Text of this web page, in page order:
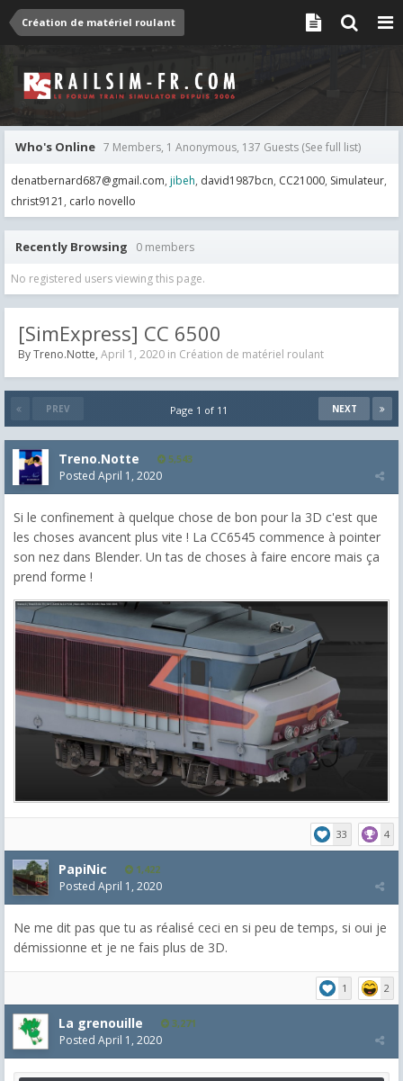
Création de matériel roulant
Who's Online 7 Members, 1 Anonymous, 137 Guests (See full list)
denatbernard687@gmail.com jibeh david1987bcn CC21000 Simulateur
christ9121 carlo novello
Recently Browsing 0 members
No registered users viewing this page.
[SimExpress] CC 6500
ByTreno.Notte, April 1, 2020 in Création de matériel roulant
PREV NEXT
Page 1 of 11
Treno.Notte 5,543
Posted April 1, 2020
Si le confinement à quelque chose de bon pour la 3D c'est que
les choses avancent plus vite ! La CC6545 commence à pointer
son nez dans Blender. Un tas de choses à faire encore mais ça
prend forme !
33 4
PapiNic 1,422
Posted April 1, 2020
Ne me dit pas que tu as réalisé ceci en si peu de temps, si oui je
démissionne et je ne fais plus de 3D.
1 2
La grenouille 3,271
Posted April 1, 2020